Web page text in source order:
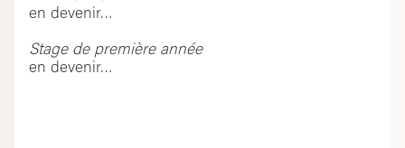
en devenir…
Stage de première année
en devenir…